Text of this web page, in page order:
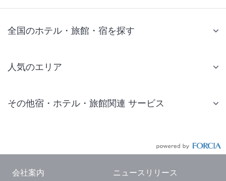
全国のホテル・旅館・宿を探す
人気のエリア
仙台 ホテル
東京ドーム ホテル
その他宿・ホテル・旅館関連 サービス
会社案内 ニュースリリース